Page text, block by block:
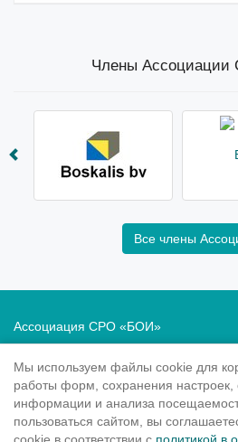
Члены
Все члены
Ассоциация СРО «БОИ»
Политика в отношении обработки
190020, Санкт-
Мы используем файлы cookie для
работы форм, сохранения настроек,
информации и анализа
пользоваться сайтом, вы